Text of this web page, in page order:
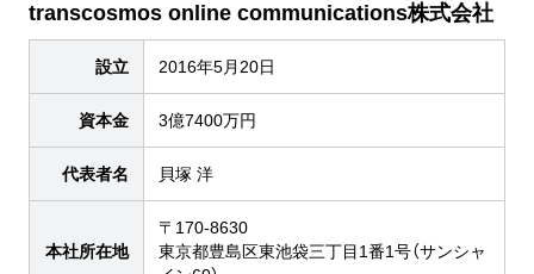
transcosmos online communications株式会社
設立 2016年5月20日
資本金 3億7400万円
代表者名 貝塚 洋
本社所在地
〒170-8630
東京都豊島区東池袋三丁目1番1号（サンシャ